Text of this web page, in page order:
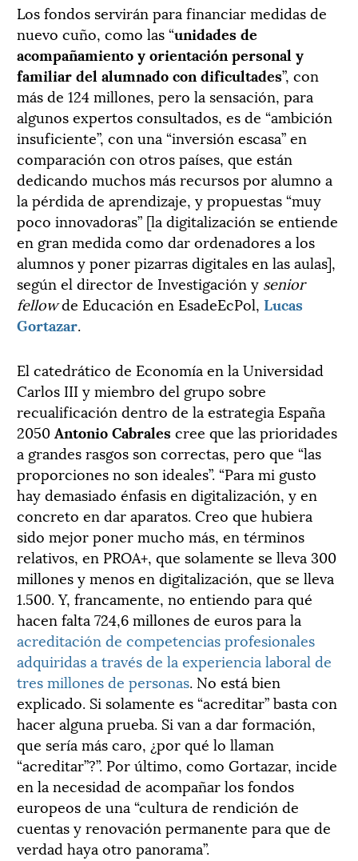
Los fondos servirán para financiar medidas de
nuevo cuño, como las “unidades de
acompañamiento y orientación personal y
familiar del alumnado con dificultades”, con
más de 124 millones, pero la sensación, para
algunos expertos consultados, es de “ambición
insuficiente”, con una “inversión escasa” en
comparación con otros países, que están
dedicando muchos más recursos por alumno a
la pérdida de aprendizaje, y propuestas “muy
poco innovadoras” [la digitalización se entiende
en gran medida como dar ordenadores a los
alumnos y poner pizarras digitales en las aulas],
según el director de Investigación y senior
fellowde Educación en EsadeEcPol, Lucas
Gortazar.
El catedrático de Economía en la Universidad
Carlos III y miembro del grupo sobre
recualificación dentro de la estrategia España
2050 Antonio Cabralescree que las prioridades
a grandes rasgos son correctas, pero que “las
proporciones no son ideales”. “Para mi gusto
hay demasiado énfasis en digitalización, y en
concreto en dar aparatos. Creo que hubiera
sido mejor poner mucho más, en términos
relativos, en PROA+, que solamente se lleva 300
millones y menos en digitalización, que se lleva
1.500. Y, francamente, no entiendo para qué
hacen falta 724,6 millones de euros para la
acreditación de competencias profesionales
adquiridas a través de la experiencia laboral de
tres millones de personas. No está bien
explicado. Si solamente es “acreditar” basta con
hacer alguna prueba. Si van a dar formación,
que sería más caro, ¿por qué lo llaman
“acreditar”?”. Por último, como Gortazar, incide
en la necesidad de acompañar los fondos
europeos de una “cultura de rendición de
cuentas y renovación permanente para que de
verdad haya otro panorama”.